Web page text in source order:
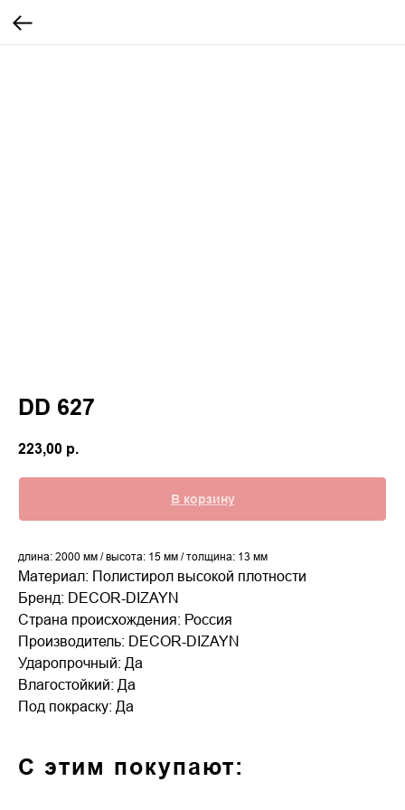
DD 627
223,00 р.
В корзину
длина: 2000 мм / высота: 15 мм / толщина: 13 мм
Материал: Полистирол высокой плотности
Бренд: DECOR-DIZAYN
Страна происхождения: Россия
Производитель: DECOR-DIZAYN
Ударопрочный: Да
Влагостойкий: Да
Под покраску: Да
С этим покупают: